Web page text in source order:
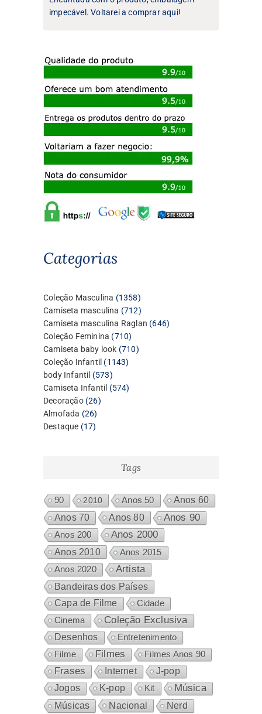
impecável. Voltarei a comprar aqui!
Categorias
Coleção Masculina 13581358
produtos
Camiseta masculina 712712
produtos
Camiseta masculina Raglan 646646
Coleção Feminina 710710
produtos
Camiseta baby look 710710
Coleção Infantil 11431143
body Infantil 573573
produtos
Camiseta Infantil 574574
Decoração 2626
Almofada 2626
produtos
Destaque 1717
Tags
90 2010 Anos 50
Anos 60
Anos 70
Anos 80 Anos 90
Anos 200 Anos 2000
Anos 2010 Anos 2015
Anos 2020 Artista
Bandeiras dos Países
Capa de Filme
Cidade
Cinema
Coleção Exclusiva
Desenhos
Entretenimento
Filme
Filmes Filmes Anos 90
Frases Internet
J-pop
Jogos
K-pop Kit Música
Músicas Nacional Nerd